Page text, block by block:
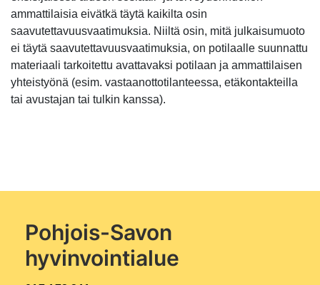
ammattilaisia eivätkä täytä kaikilta osin
saavutettavuusvaatimuksia. Niiltä osin, mitä julkaisumuoto
ei täytä saavutettavuusvaatimuksia, on potilaalle suunnattu
materiaali tarkoitettu avattavaksi potilaan ja ammattilaisen
yhteistyönä (esim. vastaanottotilanteessa, etäkontakteilla
tai avustajan tai tulkin kanssa).
Pohjois-Savon
hyvinvointialue